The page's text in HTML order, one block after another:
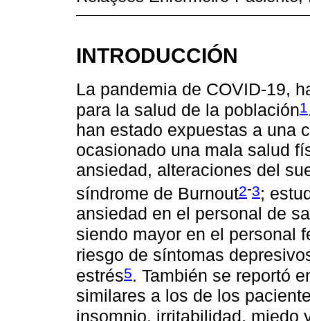
INTRODUCCIÓN
La pandemia de COVID-19,
para la salud de la población1
han estado expuestas a una
ocasionado una mala salud
ansiedad, alteraciones del
síndrome de Burnout2-3;
ansiedad en el personal de
siendo mayor en el personal
riesgo de síntomas
estrés5. También se reportó
similares a los de los
insomnio, irritabilidad, miedo